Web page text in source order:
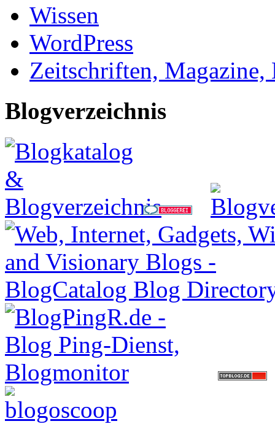
Wissen
WordPress
Zeitschriften, Magazine,
Blogverzeichnis